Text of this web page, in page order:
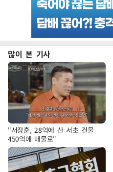
많이 본 기사
"서장훈, 28억에 산 서초 건물
450억에 매물로"